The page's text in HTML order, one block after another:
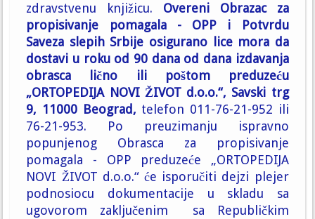
zdravstvenu knjižicu. Overeni Obrazac za
propisivanje pomagala - OPP i Potvrdu
Saveza slepih Srbije osigurano lice mora da
dostavi u roku od 90 dana od dana izdavanja
obrasca lično ili poštom preduzeću
„ORTOPEDIJA NOVI ŽIVOT d.o.o.“, Savski trg
9, 11000 Beograd, telefon 011-76-21-952 ili
76-21-953. Po preuzimanju ispravno
popunjenog Obrasca za propisivanje
pomagala - OPP preduzeće „ORTOPEDIJA
NOVI ŽIVOT d.o.o.“ će isporučiti dejzi plejer
podnosiocu dokumentacije u skladu sa
ugovorom zaključenim sa Republičkim